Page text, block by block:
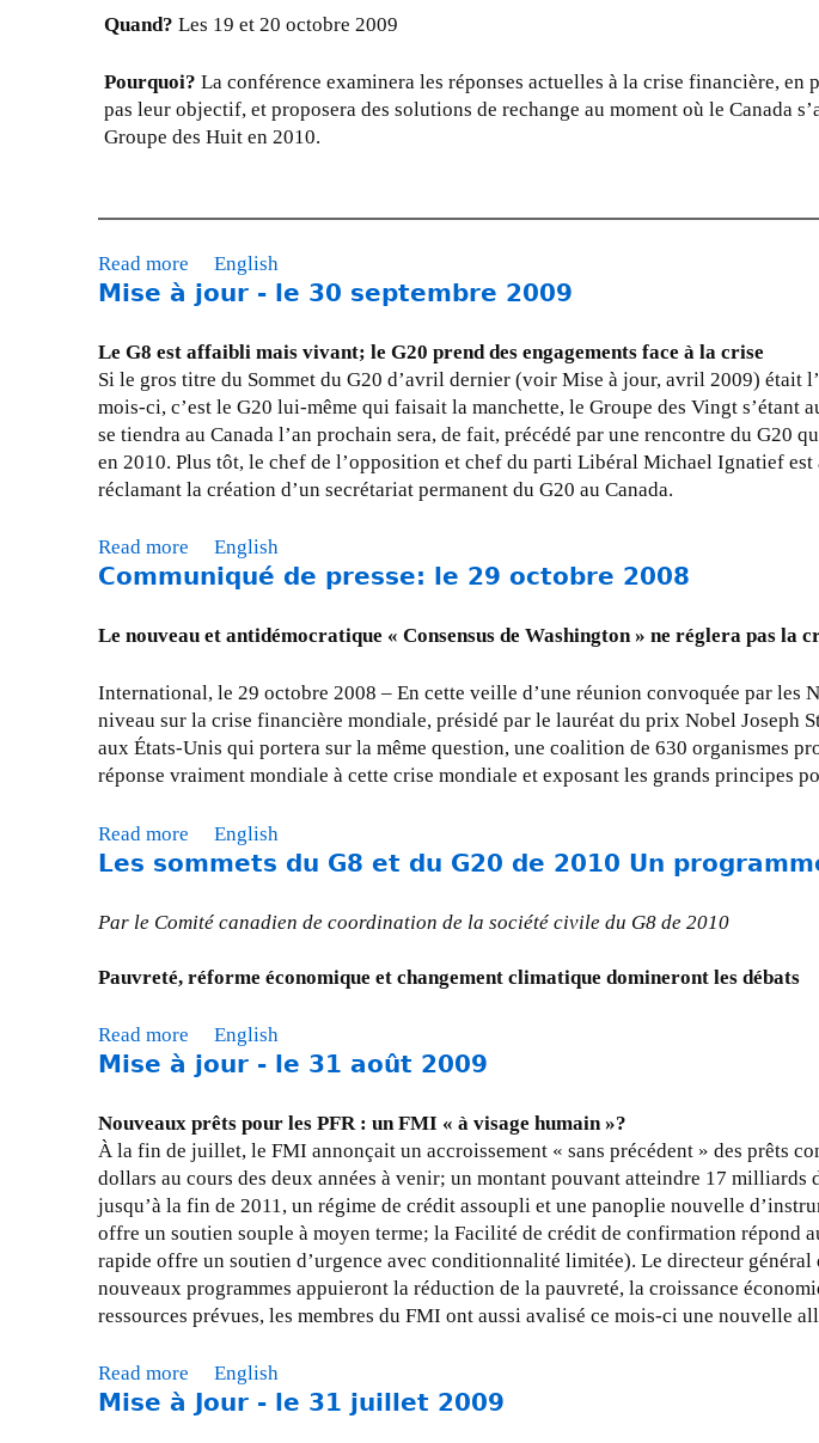
n
l
e
C
E
s
r
l
e
S
o
m
t
u
8
/
G
2
u
s
t
n
d
a
e
n
2
0
1
0
Quand? Les 19 et 20 octobre 2009
Pourquoi? La conférence examinera les réponses actuelles à la crise financière, en
pas leur objectif, et proposera des solutions de rechange au moment où le Canada
Groupe des Huit en 2010.
Read more
b
u
t
C
o
n
f
e
Q
u
e
m
q
e
t
a
n
s
l
a
r
é
p
s
e
English
Mise à jour - le 30 septembre 2009
Le G8 est affaibli mais vivant; le G20 prend des engagements face à la crise
Si le gros titre du Sommet du G20 d’avril dernier (voir Mise à jour, avril 2009)
mois-ci, c’est le G20 lui-même qui faisait la manchette, le Groupe des Vingt
se tiendra au Canada l’an prochain sera, de fait, précédé par une rencontre du G20
en 2010. Plus tôt, le chef de l’opposition et chef du parti Libéral Michael Ignatief
réclamant la création d’un secrétariat permanent du G20 au Canada.
Read more
b
u
M
i
s
e
u
-
e
s
p
t
e
m
b
r
e
2
9
English
Communiqué de presse: le 29 octobre 2008
Le nouveau et antidémocratique « Consensus de Washington » ne réglera pas la
International, le 29 octobre 2008 – En cette veille d’une réunion convoquée par
niveau sur la crise financière mondiale, présidé par le lauréat du prix Nobel Joseph
aux États-Unis qui portera sur la même question, une coalition de 630 organismes
réponse vraiment mondiale à cette crise mondiale et exposant les grands principes
Read more
b
u
C
m
u
i
q
u
é
d
e
p
r
s
English
Les sommets du G8 et du G20 de 2010 Un
Par le Comité canadien de coordination de la société civile du G8 de 2010
Pauvreté, réforme économique et changement climatique domineront les débats
Read more
b
u
t
L
e
s
s
o
m
s
English
Mise à jour - le 31 août 2009
Nouveaux prêts pour les PFR : un FMI « à visage humain »?
À la fin de juillet, le FMI annonçait un accroissement « sans précédent » des prêts
dollars au cours des deux années à venir; un montant pouvant atteindre 17
jusqu’à la fin de 2011, un régime de crédit assoupli et une panoplie nouvelle
offre un soutien souple à moyen terme; la Facilité de crédit de confirmation répond
rapide offre un soutien d’urgence avec conditionnalité limitée). Le directeur général
nouveaux programmes appuieront la réduction de la pauvreté, la croissance
ressources prévues, les membres du FMI ont aussi avalisé ce mois-ci une nouvelle
Read more English
Mise à Jour - le 31 juillet 2009